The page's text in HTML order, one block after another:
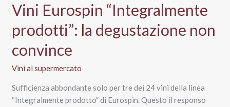
Vini Eurospin “Integralmente
prodotti”: la degustazione non
convince
Vini al supermercato
Sufficienza abbondante solo per tre dei 24 vini della linea
“Integralmente prodotto” di Eurospin. Questo il responso